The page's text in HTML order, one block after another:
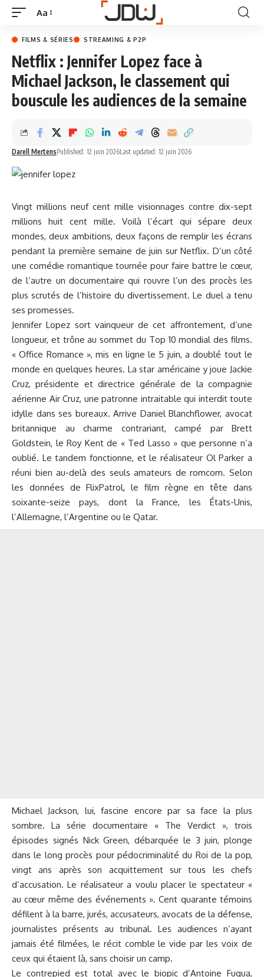
Aa
FILMS & SÉRIES STREAMING & P2P
Netflix : Jennifer Lopez face à
Michael Jackson, le classement qui
bouscule les audiences de la semaine
Darell MertensPublished: 12 juin 2026Last updated: 12 juin 2026
Vingt millions neuf cent mille visionnages contre dix-sept
millions huit cent mille. Voilà l’écart qui sépare deux
mondes, deux ambitions, deux façons de remplir les écrans
pendant la première semaine de juin sur Netflix. D’un côté
une comédie romantique tournée pour faire battre le cœur,
de l’autre un documentaire qui rouvre l’un des procès les
plus scrutés de l’histoire du divertissement. Le duel a tenu
ses promesses.
Jennifer Lopez sort vainqueur de cet affrontement, d’une
longueur, et trône au sommet du Top 10 mondial des films.
« Office Romance », mis en ligne le 5 juin, a doublé tout le
monde en quelques heures. La star américaine y joue Jackie
Cruz, présidente et directrice générale de la compagnie
aérienne Air Cruz, une patronne intraitable qui interdit toute
idylle dans ses bureaux. Arrive Daniel Blanchflower, avocat
britannique au charme contrariant, campé par Brett
Goldstein, le Roy Kent de « Ted Lasso » que personne n’a
oublié. Le tandem fonctionne, et le réalisateur Ol Parker a
réuni bien au-delà des seuls amateurs de romcom. Selon
les données de FlixPatrol, le film règne en tête dans
soixante-seize pays, dont la France, les États-Unis,
l’Allemagne, l’Argentine ou le Qatar.
Michael Jackson, lui, fascine encore par sa face la plus
sombre. La série documentaire « The Verdict », trois
épisodes signés Nick Green, débarquée le 3 juin, plonge
dans le long procès pour pédocriminalité du Roi de la pop,
vingt ans après son acquittement sur tous les chefs
d’accusation. Le réalisateur a voulu placer le spectateur «
au cœur même des événements ». Cent quarante témoins
défilent à la barre, jurés, accusateurs, avocats de la défense,
journalistes présents au tribunal. Les audiences n’ayant
jamais été filmées, le récit comble le vide par les voix de
ceux qui étaient là, sans choisir un camp.
Le contrepied est total avec le biopic d’Antoine Fuqua,